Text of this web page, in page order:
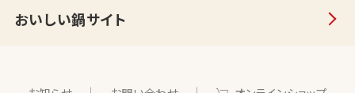
おいしい鍋サイト